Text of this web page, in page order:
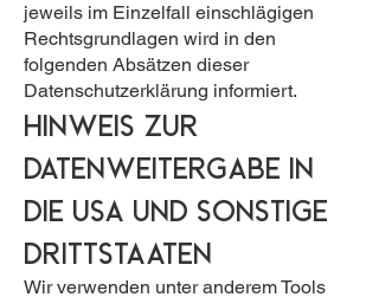
jeweils im Einzelfall einschlägigen
Rechtsgrundlagen wird in den
folgenden Absätzen dieser
Datenschutzerklärung informiert.
Hinweis zur
Datenweitergabe in
die USA und sonstige
Drittstaaten
Wir verwenden unter anderem Tools